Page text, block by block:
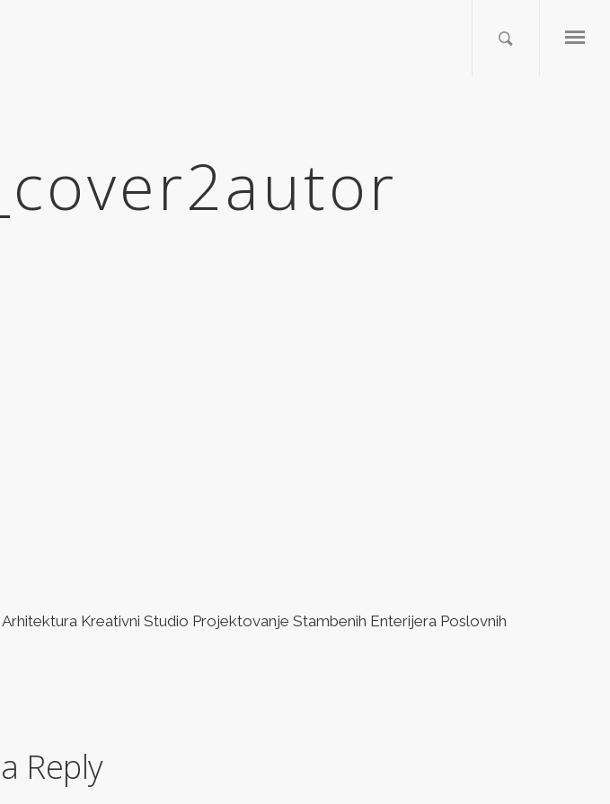
Kreativni Studio Projektovanje Stambenih Enterijera Poslovnih
Reply